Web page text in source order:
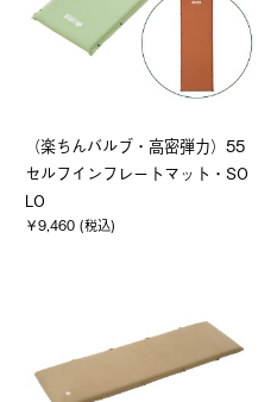
（楽ちんバルブ・高密弾力）55
セルフインフレートマット・SO
LO
￥9,460 (税込)